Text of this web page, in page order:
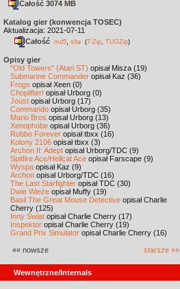
Całość 3074 MB
Katalog gier (konwencja TOSEC)
Aktualizacja: 2021-07-11
Całość md5 sha (7-Zip TUGZip)
Opisy gier
"Old Towers" (Atari ST) opisał Misza (19)
Submarine Commander opisał Kaz (36)
Frogs opisał Xeen (0)
Choplifter! opisał Urborg (0)
Joust opisał Urborg (17)
Commando opisał Urborg (35)
Mario Bros opisał Urborg (13)
Xenophobe opisał Urborg (36)
Robbo Forever opisał tbxx (16)
Kolony 2106 opisał tbxx (3)
Archon II: Adept opisał Urborg/TDC (9)
Spitfire Ace/Hellcat Ace opisał Farscape (9)
Wyspa opisał Kaz (9)
Archon opisał Urborg/TDC (16)
The Last Starfighter opisał TDC (30)
Dwie Wieże opisał Muffy (19)
Basil The Great Mouse Detective opisał Charlie
Cherry (125)
Inny Świat opisał Charlie Cherry (17)
Inspektor opisał Charlie Cherry (19)
Grand Prix Simulator opisał Charlie Cherry (16)
«« nowsze starsze »»
Wewnętrzne/Internals